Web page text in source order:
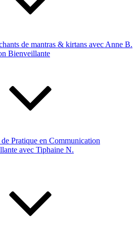
de mantras & kirtans avec Anne B.
Bienveillante
Pratique en Communication
avec Tiphaine N.